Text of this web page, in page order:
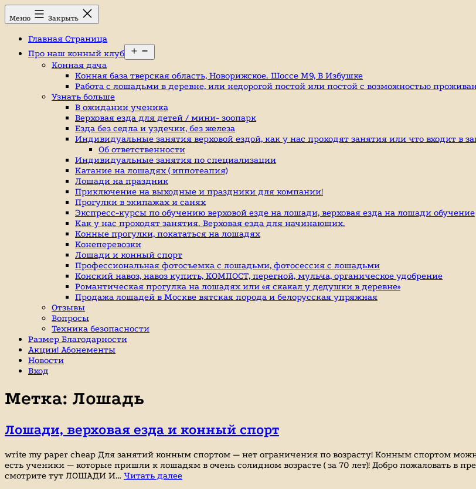
Перейти
к
Конный
клуб,
Ромашково,
лошади,
индивидуальные
иппотерапия,
покататься
лошадях
Меню Закрыть
Главная Страница
Про наш конный клуб
меню
Конная дача
Конная база тверская область, Новорижское. Шоссе М9, В Избушке
Работа с лошадьми в деревне, или недорогой постой или постой с возможностью
Узнать больше
В ожидании ученика
Верховая езда для детей / мини- зоопарк
Езда без седла и уздечки, без железа
Индивидуальные занятия верховой ездой, как у нас проходят занятия или что входит в
Об ответственности
Индивидуальные занятия по специализации
Катание на лошадях ( иппотеапия)
Лошади на праздник
Приключение на выходные и праздники для компании!
Прогулки в экипажах и санях
Экспресс-курсы по обучению верховой езде на лошади, верховая езда на лошади обучение
Как у нас проходят занятия. Верховая езда для начинающих.
Конные прогулки, покататься на лошадях
Конеперевозки
Лошади и конный спорт
Профессиональная фотосъемка с лошадьми, фотосессия с лошадьми
Конский навоз, навоз купить, КОМПОСТ, перегной, мульча, органическое удобрение
Романтическая прогулка на лошадях или «я скакал у дедушки в деревне»
Продажа лошадей в Москве вятская порода и белорусская упряжная
Отзывы
Вопросы
Техника безопасности
Размер Благодарности
Акции! Абонементы
Новости
Вход
Метка: Лошадь
Лошади, верховая езда и конный спорт
write my paper cheap Для занятий конным спортом — нет ограничения по возрасту! Конным спортом
есть ученики — которые пришли к лошадям в очень солидном возрасте ( за 70 лет)! Добро пожаловать в
смотрите тут ЛОШАДИ И… Читать далееЛошади,